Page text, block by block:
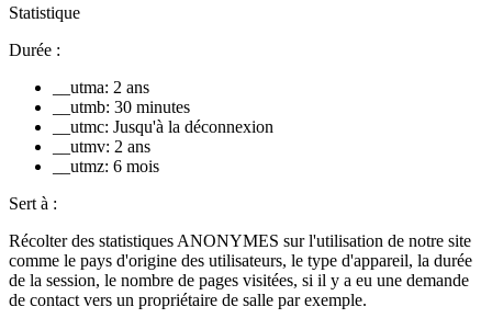
Statistique
Durée :
__utma: 2 ans
__utmb: 30 minutes
__utmc: Jusqu'à la déconnexion
__utmv: 2 ans
__utmz: 6 mois
Sert à :
Récolter des statistiques ANONYMES sur l'utilisation de notre site
comme le pays d'origine des utilisateurs, le type d'appareil, la durée
de la session, le nombre de pages visitées, si il y a eu une demande
de contact vers un propriétaire de salle par exemple.